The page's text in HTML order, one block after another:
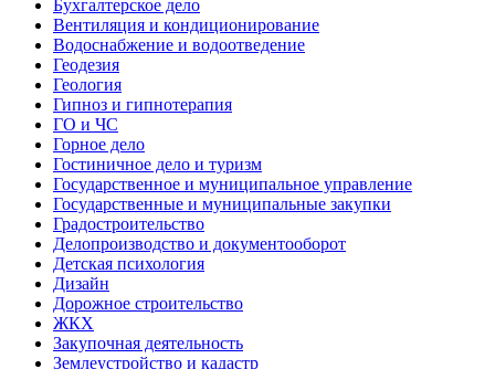
Бухгалтерское дело
Вентиляция и кондиционирование
Водоснабжение и водоотведение
Геодезия
Геология
Гипноз и гипнотерапия
ГО и ЧС
Горное дело
Гостиничное дело и туризм
Государственное и муниципальное управление
Государственные и муниципальные закупки
Градостроительство
Делопроизводство и документооборот
Детская психология
Дизайн
Дорожное строительство
ЖКХ
Закупочная деятельность
Землеустройство и кадастр